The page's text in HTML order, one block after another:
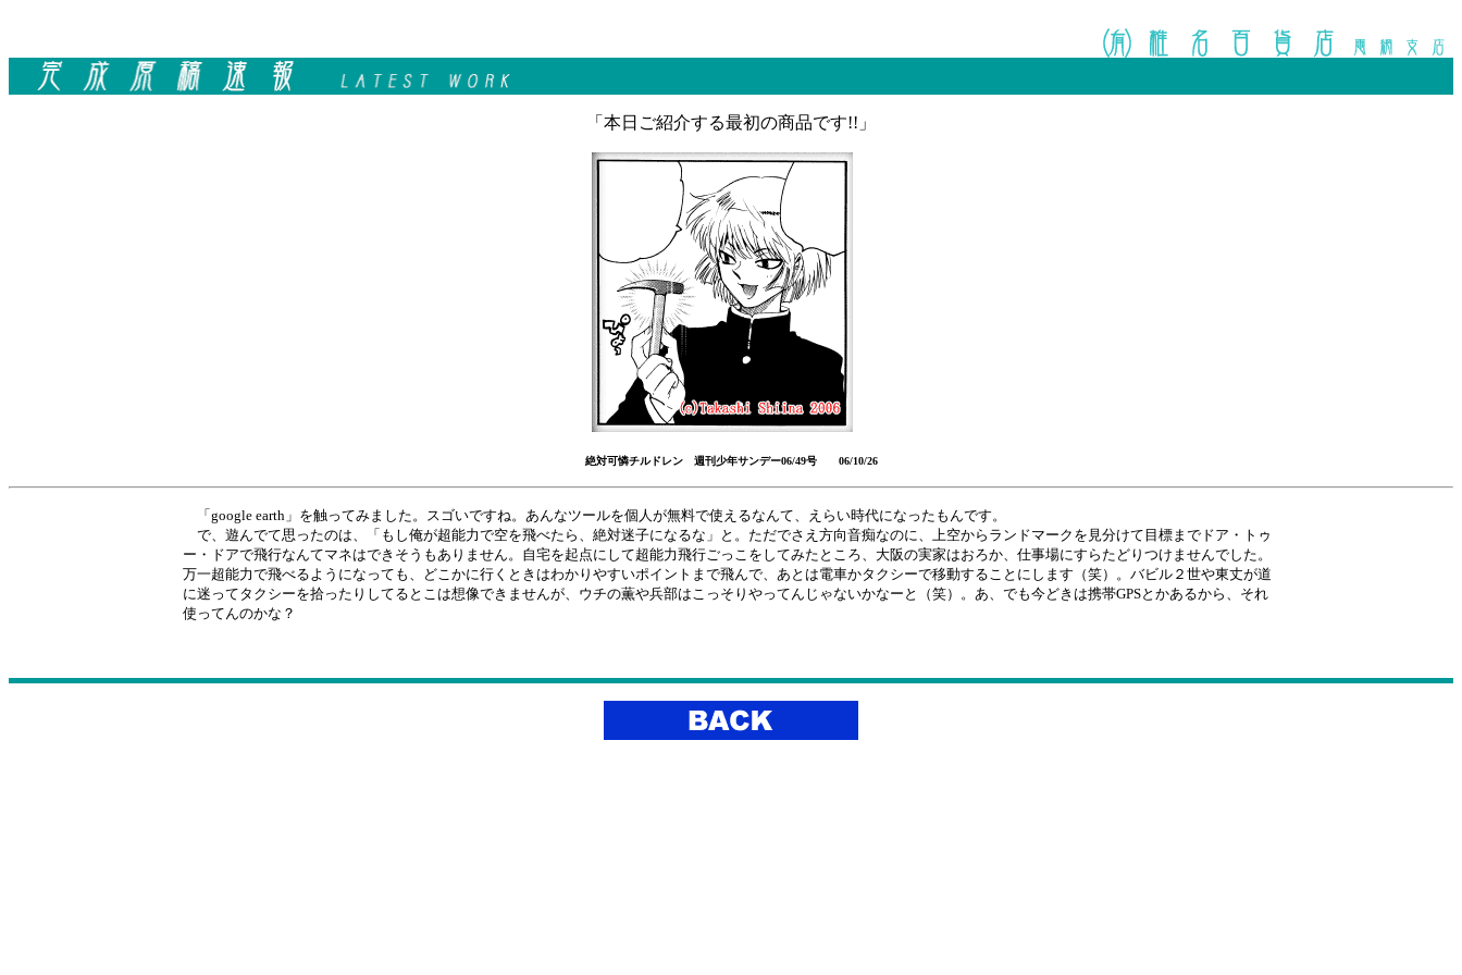
「本日ご紹介する最初の商品です!!」
絶対可憐チルドレン 週刊少年サンデー06/49号 06/10/26
「google earth」を触ってみました。スゴいですね。あんなツールを個人が無料で使えるなんて、えらい時代になったもんです。
で、遊んでて思ったのは、「もし俺が超能力で空を飛べたら、絶対迷子になるな」と。ただでさえ方向音痴なのに、上空からランドマークを見分けて目標までドア・トゥ
ー・ドアで飛行なんてマネはできそうもありません。自宅を起点にして超能力飛行ごっこをしてみたところ、大阪の実家はおろか、仕事場にすらたどりつけませんでした。
万一超能力で飛べるようになっても、どこかに行くときはわかりやすいポイントまで飛んで、あとは電車かタクシーで移動することにします（笑）。バビル２世や東丈が道
に迷ってタクシーを拾ったりしてるとこは想像できませんが、ウチの薫や兵部はこっそりやってんじゃないかなーと（笑）。あ、でも今どきは携帯GPSとかあるから、それ
使ってんのかな？